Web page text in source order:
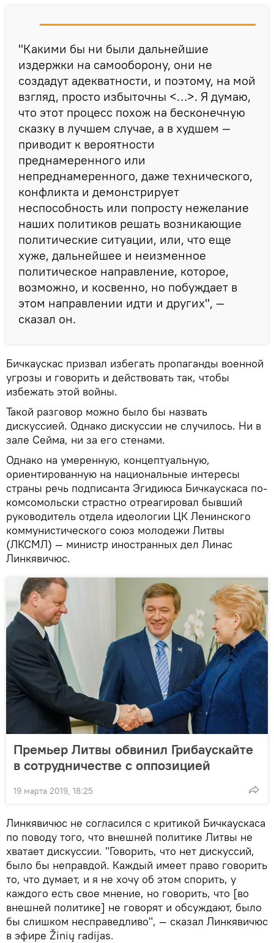
"Какими бы ни были дальнейшие
издержки на самооборону, они не
создадут адекватности, и поэтому, на мой
взгляд, просто избыточны <…>. Я думаю,
что этот процесс похож на бесконечную
сказку в лучшем случае, а в худшем —
приводит к вероятности
преднамеренного или
непреднамеренного, даже технического,
конфликта и демонстрирует
неспособность или попросту нежелание
наших политиков решать возникающие
политические ситуации, или, что еще
хуже, дальнейшее и неизменное
политическое направление, которое,
возможно, и косвенно, но побуждает в
этом направлении идти и других", —
сказал он.
Бичкаускас призвал избегать пропаганды военной
угрозы и говорить и действовать так, чтобы
избежать этой войны.
Такой разговор можно было бы назвать
дискуссией. Однако дискуссии не случилось. Ни в
зале Сейма, ни за его стенами.
Однако на умеренную, концептуальную,
ориентированную на национальные интересы
страны речь подписанта Эгидиюса Бичкаускаса по-
комсомольски страстно отреагировал бывший
руководитель отдела идеологии ЦК Ленинского
коммунистического союз молодежи Литвы
(ЛКСМЛ) — министр иностранных дел Линас
Линкявичюс.
Премьер Литвы обвинил Грибаускайте
в сотрудничестве с оппозицией
19 марта 2019, 18:25
Линкявичюс не согласился с критикой Бичкаускаса
по поводу того, что внешней политике Литвы не
хватает дискуссии. "Говорить, что нет дискуссий,
было бы неправдой. Каждый имеет право говорить
то, что думает, и я не хочу об этом спорить, у
каждого есть свое мнение, но говорить, что [во
внешней политике] не говорят и обсуждают, было
бы слишком несправедливо", — сказал Линкявичюс
в эфире Žinių radijas.